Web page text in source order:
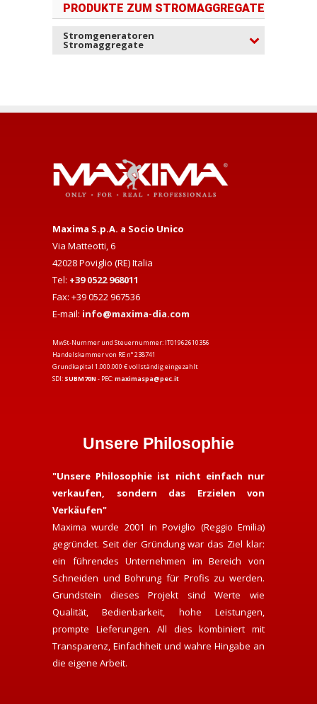
PRODUKTE ZUM STROMAGGREGATE
Stromgeneratoren
Stromaggregate
Maxima S.p.A. a Socio Unico
Via Matteotti, 6
42028 Poviglio (RE) Italia
Tel: +39 0522 968011
Fax: +39 0522 967536
E-mail: info@maxima-dia.com
MwSt-Nummer und Steuernummer: IT01962610356
Handelskammer von RE n° 238741
Grundkapital 1.000.000 € vollständig eingezahlt
SDI: SUBM70N - PEC:maximaspa@pec.it
Unsere Philosophie
"Unsere Philosophie ist nicht einfach nur
verkaufen, sondern das Erzielen von
Verkäufen"
Maxima wurde 2001 in Poviglio (Reggio Emilia)
gegründet. Seit der Gründung war das Ziel klar:
ein führendes Unternehmen im Bereich von
Schneiden und Bohrung für Profis zu werden.
Grundstein dieses Projekt sind Werte wie
Qualität, Bedienbarkeit, hohe Leistungen,
prompte Lieferungen. All dies kombiniert mit
Transparenz, Einfachheit und wahre Hingabe an
die eigene Arbeit.